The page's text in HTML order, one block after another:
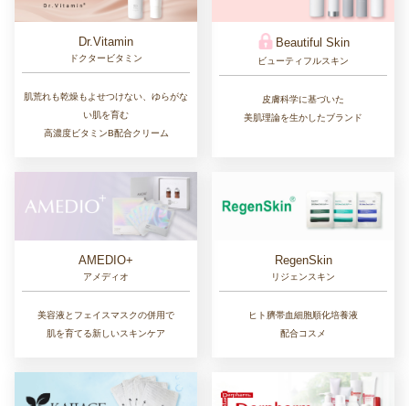
Dr.Vitamin
ドクタービタミン
肌荒れも乾燥もよせつけない、ゆらがな
い肌を育む
高濃度ビタミンB配合クリーム
Beautiful Skin
ビューティフルスキン
皮膚科学に基づいた
美肌理論を生かしたブランド
AMEDIO+
アメディオ
美容液とフェイスマスクの併用で
肌を育てる新しいスキンケア
RegenSkin
リジェンスキン
ヒト臍帯血細胞順化培養液
配合コスメ